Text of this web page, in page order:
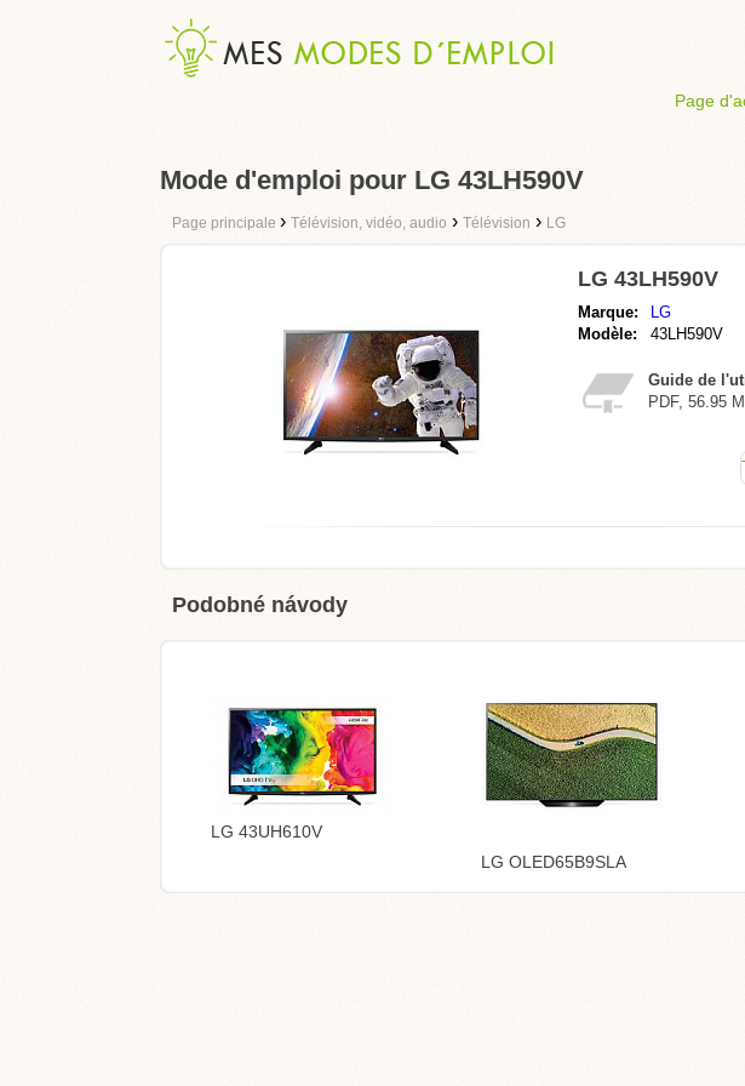
Page
Mode d'emploi pour LG 43LH590V
Page principale › Télévision, vidéo, audio › Télévision › LG
LG 43LH590V
Marque:
LG
Modèle:
43LH590V
Guide de
PDF, 56.95
Podobné návody
LG 43UH610V
LG OLED65B9SLA